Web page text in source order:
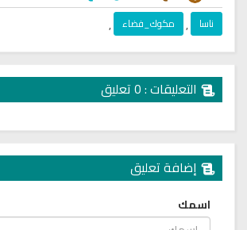
ناسا , مكوك_فضاء ,
التعليقات : 0 تعليق
إضافة تعليق
اسمك